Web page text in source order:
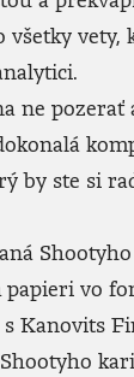
všetky vety,
ne pozerať
by ste si
vo
Kanovits